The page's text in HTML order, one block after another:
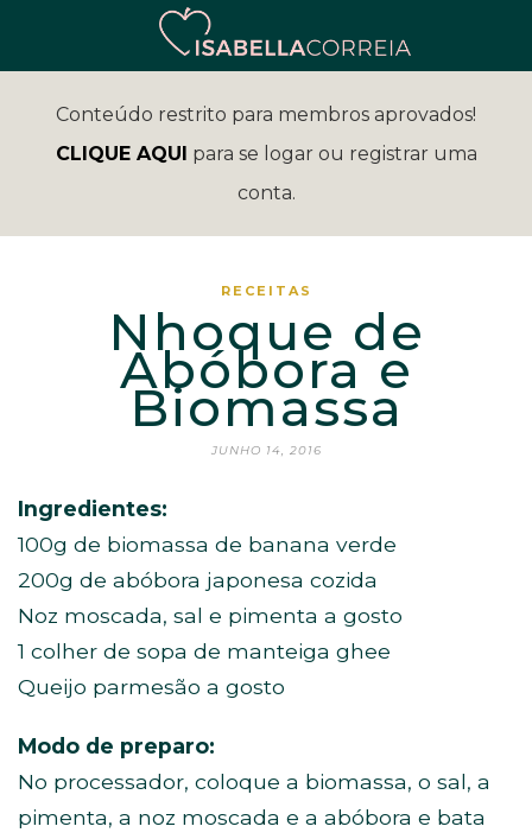
Conteúdo restrito para membros aprovados!
CLIQUE AQUI para se logar ou registrar uma
conta.
RECEITAS
Nhoque de
Abóbora e
Biomassa
JUNHO 14, 2016
Ingredientes:
100g de biomassa de banana verde
200g de abóbora japonesa cozida
Noz moscada, sal e pimenta a gosto
1 colher de sopa de manteiga ghee
Queijo parmesão a gosto
Modo de preparo:
No processador, coloque a biomassa, o sal, a
pimenta, a noz moscada e a abóbora e bata